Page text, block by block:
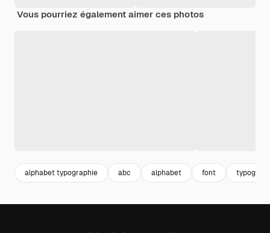
Vous pourriez également aimer ces photos
alphabet typographie abc alphabet font